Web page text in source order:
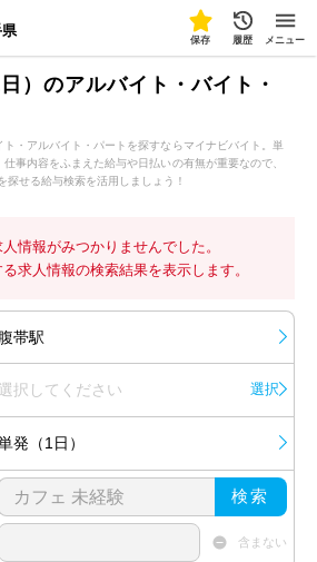
保存 履歴 メニュー
）のアルバイト・バイト・
・アルバイト・パートを探すならマイナビバイト。単
事内容をふまえた給与や日払いの有無が重要なので、
探せる給与検索を活用しましょう！
情報がみつかりませんでした。
求人情報の検索結果を表示します。
腹帯駅
選択してください 選択
発（1日）
検索
含まない